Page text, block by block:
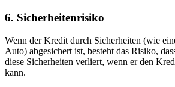
6. Sicherheitenrisiko
Wenn der Kredit durch Sicherheiten (wie
Auto) abgesichert ist, besteht das Risiko,
diese Sicherheiten verliert, wenn er den
kann.